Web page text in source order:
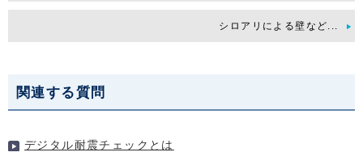
シロアリによる壁など...
関連する質問
デジタル耐震チェックとは